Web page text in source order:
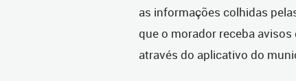
as informações colhidas
que o morador receba
através do aplicativo do